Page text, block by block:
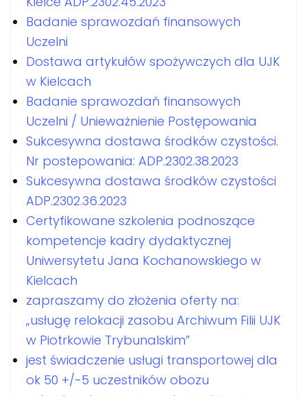
Badanie sprawozdań finansowych
Uczelni
Dostawa artykułów spożywczych dla UJK
w Kielcach
Badanie sprawozdań finansowych
Uczelni / Unieważnienie Postępowania
Sukcesywna dostawa środków czystości.
Nr postepowania: ADP.2302.38.2023
Sukcesywna dostawa środków czystości
ADP.2302.36.2023
Certyfikowane szkolenia podnoszące
kompetencje kadry dydaktycznej
Uniwersytetu Jana Kochanowskiego w
Kielcach
zapraszamy do złożenia oferty na:
„usługę relokacji zasobu Archiwum Filii UJK
w Piotrkowie Trybunalskim”
jest świadczenie usługi transportowej dla
ok 50 +/-5 uczestników obozu